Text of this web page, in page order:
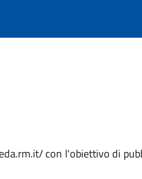
con l'obiettivo di